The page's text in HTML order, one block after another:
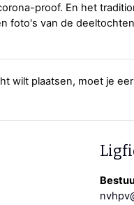
proof. En het
foto's van de
wilt plaatsen, moet je